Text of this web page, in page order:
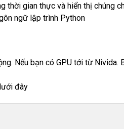
thời gian thực và hiển thị chúng
ngữ lập trình Python
Nếu bạn có GPU tới từ
đây